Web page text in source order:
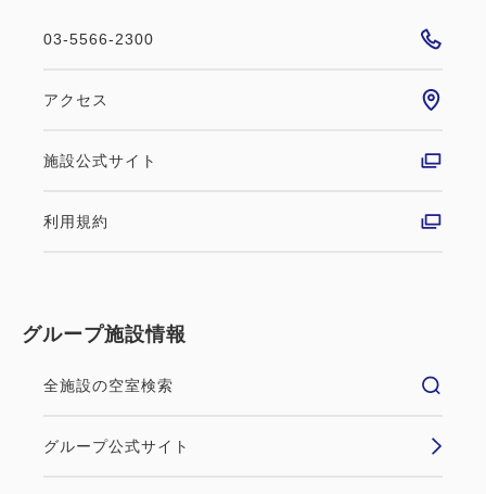
03-5566-2300
アクセス
施設公式サイト
利用規約
グループ施設情報
全施設の空室検索
グループ公式サイト